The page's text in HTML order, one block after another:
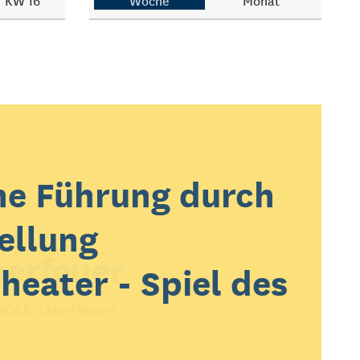
Führung durch
- Spiel des